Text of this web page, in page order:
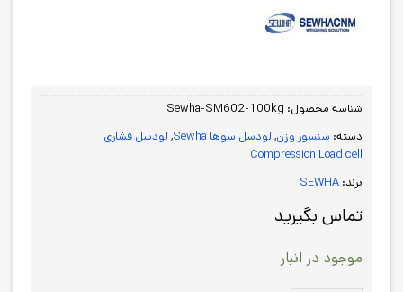
شناسه محصول: Sewha-SM602-100kg
دسته: سنسور وزن, لودسل سوها Sewha , لودسل فشاری
Compression Load cell
برند: SEWHA
تماس بگیرید
موجود در انبار